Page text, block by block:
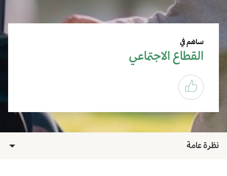
ساهم في
القطاع الاجتماعي
نظرة عامة